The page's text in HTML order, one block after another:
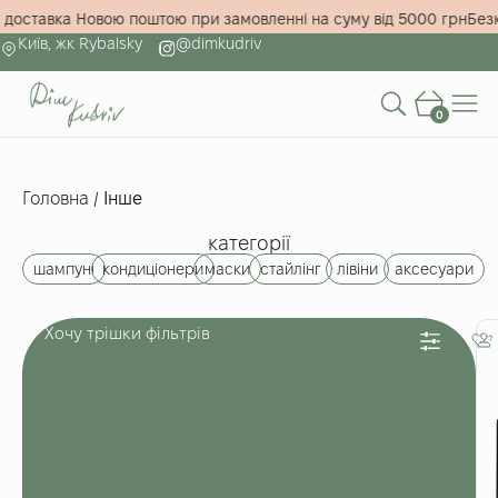
доставка Новою поштою при замовленні на суму від 5000 грн
Київ, жк Rybalsky
@dimkudriv
0
Головна / Інше
категорії
шампуні кондиціонеримаски стайлінг лівіни аксесуари
Хочу трішки фільтрів